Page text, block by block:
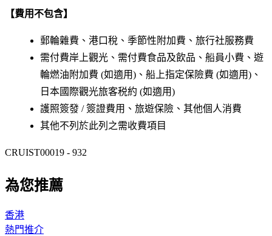
【費用不包含】
郵輪雜費、港口稅、季節性附加費、旅行社服務費
需付費岸上觀光、需付費食品及飲品、船員小費、遊
輪燃油附加費 (如適用)、船上指定保險費 (如適用)、
日本國際觀光旅客税約 (如適用)
護照簽發 / 簽證費用、旅遊保險、其他個人消費
其他不列於此列之需收費項目
CRUIST00019 - 932
為您推薦
香港
熱門推介